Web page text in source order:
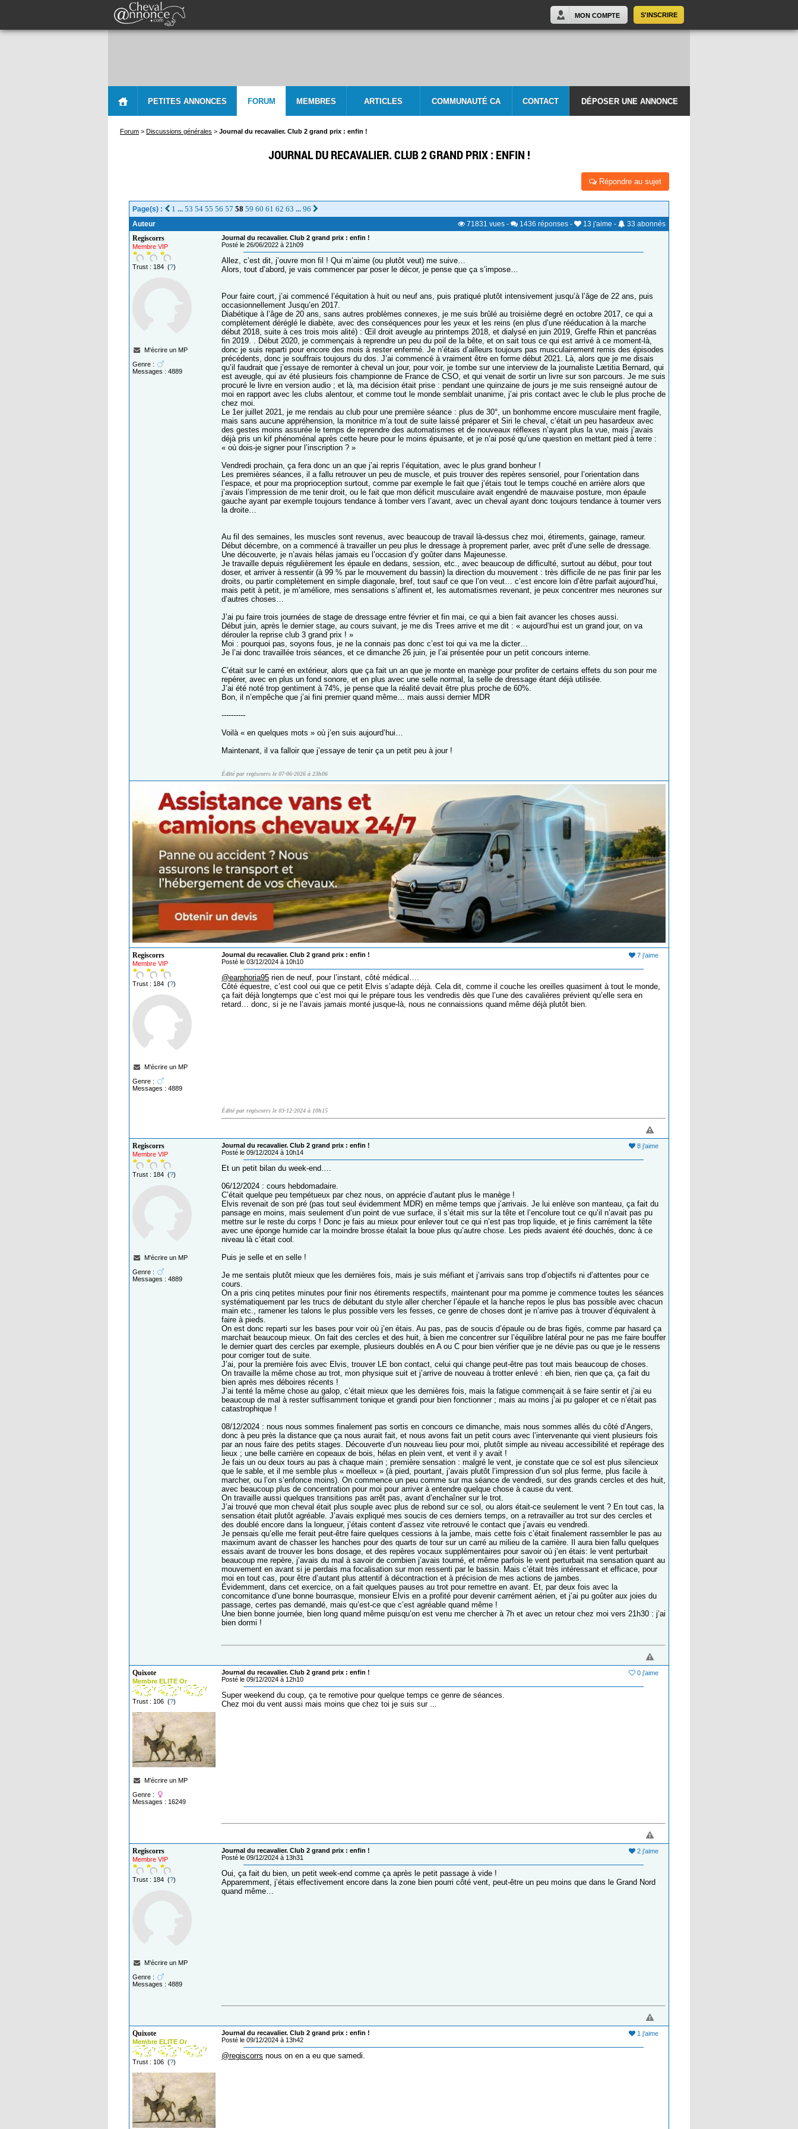
S'INSCRIRE
MON COMPTE
PETITES ANNONCES FORUM MEMBRES ARTICLES COMMUNAUTÉ CA CONTACT DÉPOSER UNE ANNONCE
Forum > Discussions générales > Journal du recavalier. Club 2 grand prix : enfin !
JOURNAL DU RECAVALIER. CLUB 2 GRAND PRIX : ENFIN !
Répondre au sujet
Page(s) : 1 ... 53 54 55 56 57 58 59 60 61 62 63 ... 96
Auteur 71831 vues - 1436 réponses - 13 j'aime - 33 abonnés
Regiscorrs
Membre VIP
Trust : 184 (?)
M'écrire un MP
Genre :
Messages : 4889
Journal du recavalier. Club 2 grand prix : enfin !
Posté le 26/06/2022 à 21h09
Allez, c’est dit, j’ouvre mon fil ! Qui m’aime (ou plutôt veut) me suive…
Alors, tout d’abord, je vais commencer par poser le décor, je pense que ça s’impose…
Pour faire court, j’ai commencé l’équitation à huit ou neuf ans, puis pratiqué plutôt intensivement jusqu’à l’âge de 22 ans, puis
occasionnellement Jusqu’en 2017.
Diabétique à l’âge de 20 ans, sans autres problèmes connexes, je me suis brûlé au troisième degré en octobre 2017, ce qui a
complètement déréglé le diabète, avec des conséquences pour les yeux et les reins (en plus d’une rééducation à la marche
début 2018, suite à ces trois mois alité) : Œil droit aveugle au printemps 2018, et dialysé en juin 2019, Greffe Rhin et pancréas
fin 2019. . Début 2020, je commençais à reprendre un peu du poil de la bête, et on sait tous ce qui est arrivé à ce moment-là,
donc je suis reparti pour encore des mois à rester enfermé. Je n’étais d’ailleurs toujours pas musculairement remis des épisodes
précédents, donc je souffrais toujours du dos. J’ai commencé à vraiment être en forme début 2021. Là, alors que je me disais
qu’il faudrait que j’essaye de remonter à cheval un jour, pour voir, je tombe sur une interview de la journaliste Lætitia Bernard, qui
est aveugle, qui av été plusieurs fois championne de France de CSO, et qui venait de sortir un livre sur son parcours. Je me suis
procuré le livre en version audio ; et là, ma décision était prise : pendant une quinzaine de jours je me suis renseigné autour de
moi en rapport avec les clubs alentour, et comme tout le monde semblait unanime, j’ai pris contact avec le club le plus proche de
chez moi.
Le 1er juillet 2021, je me rendais au club pour une première séance : plus de 30°, un bonhomme encore musculaire ment fragile,
mais sans aucune appréhension, la monitrice m’a tout de suite laissé préparer et Siri le cheval, c’était un peu hasardeux avec
des gestes moins assurée le temps de reprendre des automatismes et de nouveaux réflexes n’ayant plus la vue, mais j’avais
déjà pris un kif phénoménal après cette heure pour le moins épuisante, et je n’ai posé qu’une question en mettant pied à terre :
« où dois-je signer pour l’inscription ? »
Vendredi prochain, ça fera donc un an que j’ai repris l’équitation, avec le plus grand bonheur !
Les premières séances, il a fallu retrouver un peu de muscle, et puis trouver des repères sensoriel, pour l’orientation dans
l’espace, et pour ma proprioception surtout, comme par exemple le fait que j’étais tout le temps couché en arrière alors que
j’avais l’impression de me tenir droit, ou le fait que mon déficit musculaire avait engendré de mauvaise posture, mon épaule
gauche ayant par exemple toujours tendance à tomber vers l’avant, avec un cheval ayant donc toujours tendance à tourner vers
la droite…
Au fil des semaines, les muscles sont revenus, avec beaucoup de travail là-dessus chez moi, étirements, gainage, rameur.
Début décembre, on a commencé à travailler un peu plus le dressage à proprement parler, avec prêt d’une selle de dressage.
Une découverte, je n’avais hélas jamais eu l’occasion d’y goûter dans Majeunesse.
Je travaille depuis régulièrement les épaule en dedans, session, etc., avec beaucoup de difficulté, surtout au début, pour tout
doser, et arriver à ressentir (à 99 % par le mouvement du bassin) la direction du mouvement : très difficile de ne pas finir par les
droits, ou partir complètement en simple diagonale, bref, tout sauf ce que l’on veut… c’est encore loin d’être parfait aujourd’hui,
mais petit à petit, je m’améliore, mes sensations s’affinent et, les automatismes revenant, je peux concentrer mes neurones sur
d’autres choses…
J’ai pu faire trois journées de stage de dressage entre février et fin mai, ce qui a bien fait avancer les choses aussi.
Début juin, après le dernier stage, au cours suivant, je me dis Trees arrive et me dit : « aujourd’hui est un grand jour, on va
dérouler la reprise club 3 grand prix ! »
Moi : pourquoi pas, soyons fous, je ne la connais pas donc c’est toi qui va me la dicter…
Je l’ai donc travaillée trois séances, et ce dimanche 26 juin, je l’ai présentée pour un petit concours interne.
C’était sur le carré en extérieur, alors que ça fait un an que je monte en manège pour profiter de certains effets du son pour me
repérer, avec en plus un fond sonore, et en plus avec une selle normal, la selle de dressage étant déjà utilisée.
J’ai été noté trop gentiment à 74%, je pense que la réalité devait être plus proche de 60%.
Bon, il n’empêche que j’ai fini premier quand même… mais aussi dernier MDR
----------
Voilà « en quelques mots » où j’en suis aujourd’hui…
Maintenant, il va falloir que j’essaye de tenir ça un petit peu à jour !
Édité par regiscorrs le 07-06-2026 à 23h06
Regiscorrs
Membre VIP
Trust : 184 (?)
M'écrire un MP
Genre :
Messages : 4889
7 j'aime
Journal du recavalier. Club 2 grand prix : enfin !
Posté le 03/12/2024 à 10h10
@earphoria95 rien de neuf, pour l’instant, côté médical….
Côté équestre, c’est cool oui que ce petit Elvis s’adapte déjà. Cela dit, comme il couche les oreilles quasiment à tout le monde,
ça fait déjà longtemps que c’est moi qui le prépare tous les vendredis dès que l’une des cavalières prévient qu’elle sera en
retard… donc, si je ne l’avais jamais monté jusque-là, nous ne connaissions quand même déjà plutôt bien.
Édité par regiscorrs le 03-12-2024 à 10h15
Regiscorrs
Membre VIP
Trust : 184 (?)
M'écrire un MP
Genre :
Messages : 4889
8 j'aime
Journal du recavalier. Club 2 grand prix : enfin !
Posté le 09/12/2024 à 10h14
Et un petit bilan du week-end….
06/12/2024 : cours hebdomadaire.
C’était quelque peu tempétueux par chez nous, on apprécie d’autant plus le manège !
Elvis revenait de son pré (pas tout seul évidemment MDR) en même temps que j’arrivais. Je lui enlève son manteau, ça fait du
pansage en moins, mais seulement d’un point de vue surface, il s’était mis sur la tête et l’encolure tout ce qu’il n’avait pas pu
mettre sur le reste du corps ! Donc je fais au mieux pour enlever tout ce qui n’est pas trop liquide, et je finis carrément la tête
avec une éponge humide car la moindre brosse étalait la boue plus qu’autre chose. Les pieds avaient été douchés, donc à ce
niveau là c’était cool.
Puis je selle et en selle !
Je me sentais plutôt mieux que les dernières fois, mais je suis méfiant et j’arrivais sans trop d’objectifs ni d’attentes pour ce
cours.
On a pris cinq petites minutes pour finir nos étirements respectifs, maintenant pour ma pomme je commence toutes les séances
systématiquement par les trucs de débutant du style aller chercher l’épaule et la hanche repos le plus bas possible avec chacun
main etc., ramener les talons le plus possible vers les fesses, ce genre de choses dont je n’arrive pas à trouver d’équivalent à
faire à pieds.
On est donc reparti sur les bases pour voir où j’en étais. Au pas, pas de soucis d’épaule ou de bras figés, comme par hasard ça
marchait beaucoup mieux. On fait des cercles et des huit, à bien me concentrer sur l’équilibre latéral pour ne pas me faire bouffer
le dernier quart des cercles par exemple, plusieurs doublés en A ou C pour bien vérifier que je ne dévie pas ou que je le ressens
pour corriger tout de suite.
J’ai, pour la première fois avec Elvis, trouver LE bon contact, celui qui change peut-être pas tout mais beaucoup de choses.
On travaille la même chose au trot, mon physique suit et j’arrive de nouveau à trotter enlevé : eh bien, rien que ça, ça fait du
bien après mes déboires récents !
J’ai tenté la même chose au galop, c’était mieux que les dernières fois, mais la fatigue commençait à se faire sentir et j’ai eu
beaucoup de mal à rester suffisamment tonique et grandi pour bien fonctionner ; mais au moins j’ai pu galoper et ce n’était pas
catastrophique !
08/12/2024 : nous nous sommes finalement pas sortis en concours ce dimanche, mais nous sommes allés du côté d’Angers,
donc à peu près la distance que ça nous aurait fait, et nous avons fait un petit cours avec l’intervenante qui vient plusieurs fois
par an nous faire des petits stages. Découverte d’un nouveau lieu pour moi, plutôt simple au niveau accessibilité et repérage des
lieux ; une belle carrière en copeaux de bois, hélas en plein vent, et vent il y avait !
Je fais un ou deux tours au pas à chaque main ; première sensation : malgré le vent, je constate que ce sol est plus silencieux
que le sable, et il me semble plus « moelleux » (à pied, pourtant, j’avais plutôt l’impression d’un sol plus ferme, plus facile à
marcher, ou l’on s’enfonce moins). On commence un peu comme sur ma séance de vendredi, sur des grands cercles et des huit,
avec beaucoup plus de concentration pour moi pour arriver à entendre quelque chose à cause du vent.
On travaille aussi quelques transitions pas arrêt pas, avant d’enchaîner sur le trot.
J’ai trouvé que mon cheval était plus souple avec plus de rebond sur ce sol, ou alors était-ce seulement le vent ? En tout cas, la
sensation était plutôt agréable. J’avais expliqué mes soucis de ces derniers temps, on a retravailler au trot sur des cercles et
des doublé encore dans la longueur, j’étais content d’assez vite retrouvé le contact que j’avais eu vendredi.
Je pensais qu’elle me ferait peut-être faire quelques cessions à la jambe, mais cette fois c’était finalement rassembler le pas au
maximum avant de chasser les hanches pour des quarts de tour sur un carré au milieu de la carrière. Il aura bien fallu quelques
essais avant de trouver les bons dosage, et des repères vocaux supplémentaires pour savoir où j’en étais: le vent perturbait
beaucoup me repère, j’avais du mal à savoir de combien j’avais tourné, et même parfois le vent perturbait ma sensation quant au
mouvement en avant si je perdais ma focalisation sur mon ressenti par le bassin. Mais c’était très intéressant et efficace, pour
moi en tout cas, pour être d’autant plus attentif à décontraction et à précision de mes actions de jambes.
Évidemment, dans cet exercice, on a fait quelques pauses au trot pour remettre en avant. Et, par deux fois avec la
concomitance d’une bonne bourrasque, monsieur Elvis en a profité pour devenir carrément aérien, et j’ai pu goûter aux joies du
passage, certes pas demandé, mais qu’est-ce que c’est agréable quand même !
Une bien bonne journée, bien long quand même puisqu’on est venu me chercher à 7h et avec un retour chez moi vers 21h30 : j’ai
bien dormi !
Quixote
Membre ELITE Or
Trust : 106 (?)
M'écrire un MP
Genre :
Messages : 16249
0 j'aime
Journal du recavalier. Club 2 grand prix : enfin !
Posté le 09/12/2024 à 12h10
Super weekend du coup, ça te remotive pour quelque temps ce genre de séances.
Chez moi du vent aussi mais moins que chez toi je suis sur ...
Regiscorrs
Membre VIP
Trust : 184 (?)
M'écrire un MP
Genre :
Messages : 4889
2 j'aime
Journal du recavalier. Club 2 grand prix : enfin !
Posté le 09/12/2024 à 13h31
Oui, ça fait du bien, un petit week-end comme ça après le petit passage à vide !
Apparemment, j’étais effectivement encore dans la zone bien pourri côté vent, peut-être un peu moins que dans le Grand Nord
quand même…
Quixote
Membre ELITE Or
Trust : 106 (?)
1 j'aime
Journal du recavalier. Club 2 grand prix : enfin !
Posté le 09/12/2024 à 13h42
@regiscorrs nous on en a eu que samedi.